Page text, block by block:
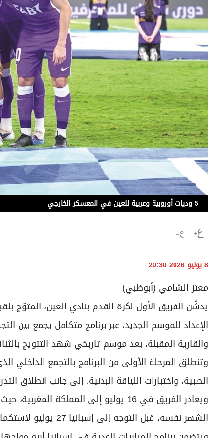
عدد اليوم
مواقيت الصلاة
الأحوال الجوية
5 وديات أوروبية وعربية للعين في المعسكر الخارجي
8 يوليو 2026 20:30
معتز الشامي (أبوظبي)
يدشّن الفريق الأول لكرة القدم بنادي العين،
الإعداد للموسم الجديد، عبر برنامج متكامل يجمع بين
والقارية المقبلة، بعد موسم تاريخي شهد التتويج
الطبية، واختبارات اللياقة البدنية، إلى جانب انطلاق
الشهر نفسه، قبل التوجه إلى إسبانيا 27 يوليو لاستكمال المرحلة الرئيسية من المعسكر الخارجي.